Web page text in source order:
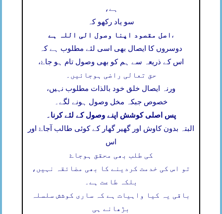
ہے،
سو یاد رکھو کہ
اصل مقصود اپنا وصول الی اللہ ہے ،
دوسروں کا ایصال بھی اسی لئے مطلوب ہے کہ
اس کے ذریعہ سے ہم کو بھی وصول تام ہو جاۓ،
حق تعالی راضی ہوجائیں۔
ورنہ ایصال خلق خود بالذات مطلوب نہیں،
خصوص جبکہ مخل وصول ہونے لگے۔
پس اصلی کوشش اپنے وصول کے لئے کرنا۔
البتہ بدون کاوش اور گھیر گھار کے کوئی طالب آجاۓ اور
اس
کی طلب بھی محقق ہوجاۓ
تو اس کی خدمت کردینے کا بھی مضائقہ نہیں،
بلکہ طاعت ہے۔
باقی یہ کیا واہیات ہے کہ ساری کوشش سلسلہ
بڑھانے ہی